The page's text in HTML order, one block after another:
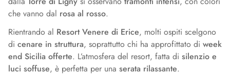
che vanno dal rosa al rosso.
Rientrando al Resort Venere di Erice, molti ospiti scelgono
di cenare in struttura, soprattutto chi ha approfittato di week
end Sicilia offerte. L’atmosfera del resort, fatta di silenzio e
luci soffuse, è perfetta per una serata rilassante.